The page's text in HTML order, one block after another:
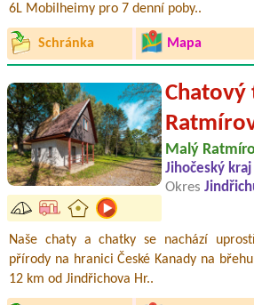
6L Mobilheimy pro 7 denní poby..
Schránka Mapa
Malý
Jihočeský kraj
Okres
Naše chaty a chatky se nachází
přírody na hranici České Kanady na
12 km od Jindřichova Hr..